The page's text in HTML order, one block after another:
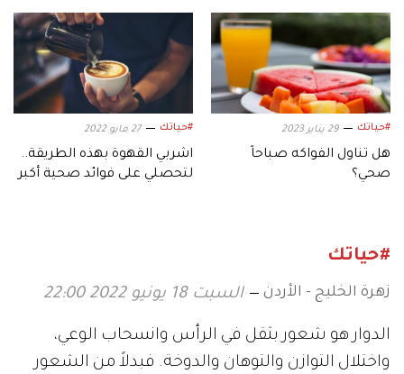
#حياتك 29 يناير 2023
هل تناول الفواكه صباحاً
صحي؟
#حياتك 27 مايو 2022
اشربي القهوة بهذه الطريقة..
لتحصلي على فوائد صحية أكبر
#حياتك
زهرة الخليج - الأردن السبت 18 يونيو 2022 22:00
الدوار هو شعور بثقل في الرأس وانسحاب الوعي،
واختلال التوازن والتوهان والدوخة. فبدلاً من الشعور